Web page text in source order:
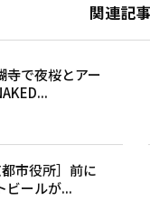
関連記
寺で夜桜とアー
市役所］前に
ビールが...